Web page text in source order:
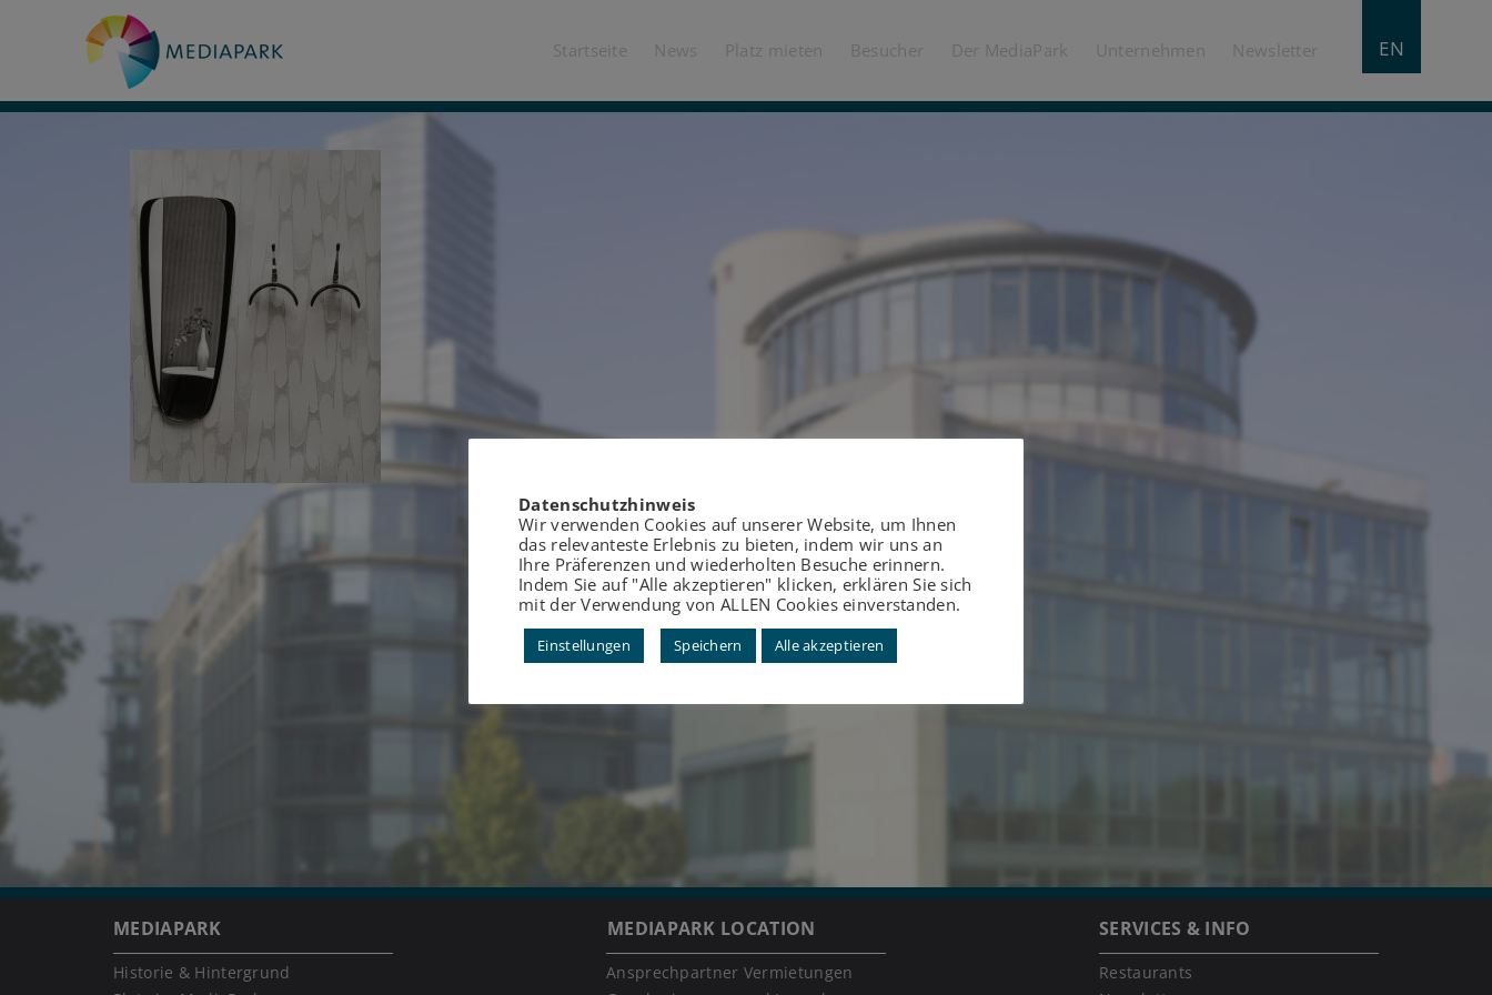
EN
Startseite News Platz mieten Besucher Der MediaPark Unternehmen Newsletter
MEDIAPARK
Historie & Hintergrund
MEDIAPARK LOCATION
Ansprechpartner Vermietungen
SERVICES & INFO
Restaurants
Datenschutzhinweis
Wir verwenden Cookies auf unserer Website, um Ihnen
das relevanteste Erlebnis zu bieten, indem wir uns an
Ihre Präferenzen und wiederholten Besuche erinnern.
Indem Sie auf "Alle akzeptieren" klicken, erklären Sie sich
mit der Verwendung von ALLEN Cookies einverstanden.
Einstellungen Speichern Alle akzeptieren